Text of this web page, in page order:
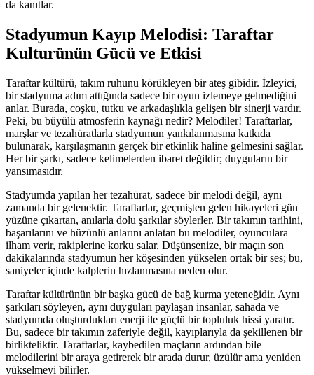
da kanıtlar.
Stadyumun Kayıp Melodisi: Taraftar
Kulturünün Gücü ve Etkisi
Taraftar kültürü, takım ruhunu körükleyen bir ateş gibidir. İzleyici,
bir stadyuma adım attığında sadece bir oyun izlemeye gelmediğini
anlar. Burada, coşku, tutku ve arkadaşlıkla gelişen bir sinerji vardır.
Peki, bu büyülü atmosferin kaynağı nedir? Melodiler! Taraftarlar,
marşlar ve tezahüratlarla stadyumun yankılanmasına katkıda
bulunarak, karşılaşmanın gerçek bir etkinlik haline gelmesini sağlar.
Her bir şarkı, sadece kelimelerden ibaret değildir; duyguların bir
yansımasıdır.
Stadyumda yapılan her tezahürat, sadece bir melodi değil, aynı
zamanda bir gelenektir. Taraftarlar, geçmişten gelen hikayeleri gün
yüzüne çıkartan, anılarla dolu şarkılar söylerler. Bir takımın tarihini,
başarılarını ve hüzünlü anlarını anlatan bu melodiler, oyunculara
ilham verir, rakiplerine korku salar. Düşünsenize, bir maçın son
dakikalarında stadyumun her köşesinden yükselen ortak bir ses; bu,
saniyeler içinde kalplerin hızlanmasına neden olur.
Taraftar kültürünün bir başka gücü de bağ kurma yeteneğidir. Aynı
şarkıları söyleyen, aynı duyguları paylaşan insanlar, sahada ve
stadyumda oluşturdukları enerji ile güçlü bir topluluk hissi yaratır.
Bu, sadece bir takımın zaferiyle değil, kayıplarıyla da şekillenen bir
birlikteliktir. Taraftarlar, kaybedilen maçların ardından bile
melodilerini bir araya getirerek bir arada durur, üzülür ama yeniden
yükselmeyi bilirler.